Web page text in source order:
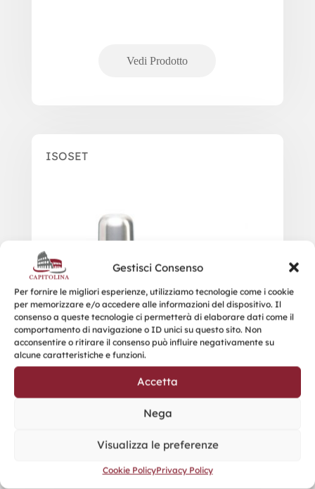
Gestisci Consenso
Per fornire le migliori esperienze, utilizziamo tecnologie come i cookie
per memorizzare e/o accedere alle informazioni del dispositivo. Il
consenso a queste tecnologie ci permetterà di elaborare dati come il
comportamento di navigazione o ID unici su questo sito. Non
acconsentire o ritirare il consenso può influire negativamente su
alcune caratteristiche e funzioni.
Accetta
Nega
Visualizza le preferenze
Cookie PolicyPrivacy Policy
ISOSET